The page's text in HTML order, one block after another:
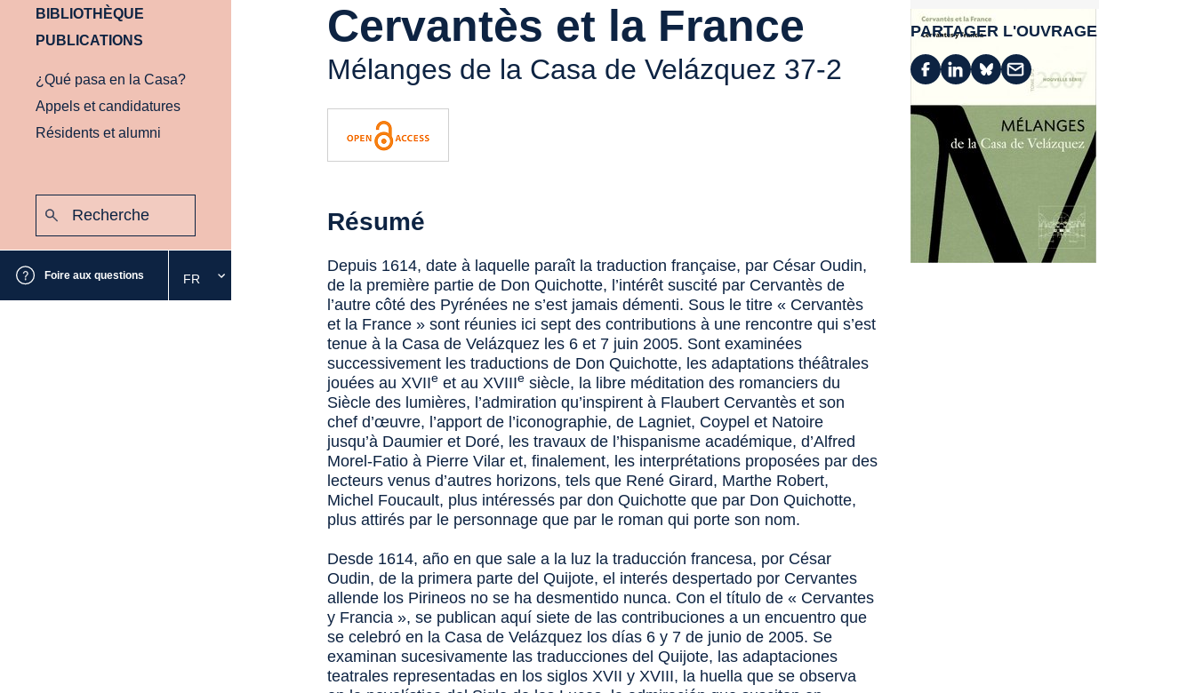
BIBLIOTHÈQUE
PUBLICATIONS
¿Qué pasa en la Casa?
Appels et candidatures
Résidents et alumni
Foire aux questions
Sélectionnez
la
FR
Cervantès et la France
Mélanges de la Casa de Velázquez 37-2
Résumé
Depuis 1614, date à laquelle paraît la traduction française, par César Oudin,
de la première partie de Don Quichotte, l’intérêt suscité par Cervantès de
l’autre côté des Pyrénées ne s’est jamais démenti. Sous le titre « Cervantès
et la France » sont réunies ici sept des contributions à une rencontre qui s’est
tenue à la Casa de Velázquez les 6 et 7 juin 2005. Sont examinées
successivement les traductions de Don Quichotte, les adaptations théâtrales
jouées au XVIIe et au XVIIIe siècle, la libre méditation des romanciers du
Siècle des lumières, l’admiration qu’inspirent à Flaubert Cervantès et son
chef d’œuvre, l’apport de l’iconographie, de Lagniet, Coypel et Natoire
jusqu’à Daumier et Doré, les travaux de l’hispanisme académique, d’Alfred
Morel-Fatio à Pierre Vilar et, finalement, les interprétations proposées par des
lecteurs venus d’autres horizons, tels que René Girard, Marthe Robert,
Michel Foucault, plus intéressés par don Quichotte que par Don Quichotte,
plus attirés par le personnage que par le roman qui porte son nom.
Desde 1614, año en que sale a la luz la traducción francesa, por César
Oudin, de la primera parte delQuijote, el interés despertado por Cervantes
allende los Pirineos no se ha desmentido nunca. Con el título de « Cervantes
y Francia », se publican aquí siete de las contribuciones a un encuentro que
se celebró en la Casa de Velázquez los días 6 y 7 de junio de 2005. Se
examinan sucesivamente las traducciones delQuijote, las adaptaciones
teatrales representadas en los siglos XVII y XVIII, la huella que se observa
PARTAGER L'OUVRAGE